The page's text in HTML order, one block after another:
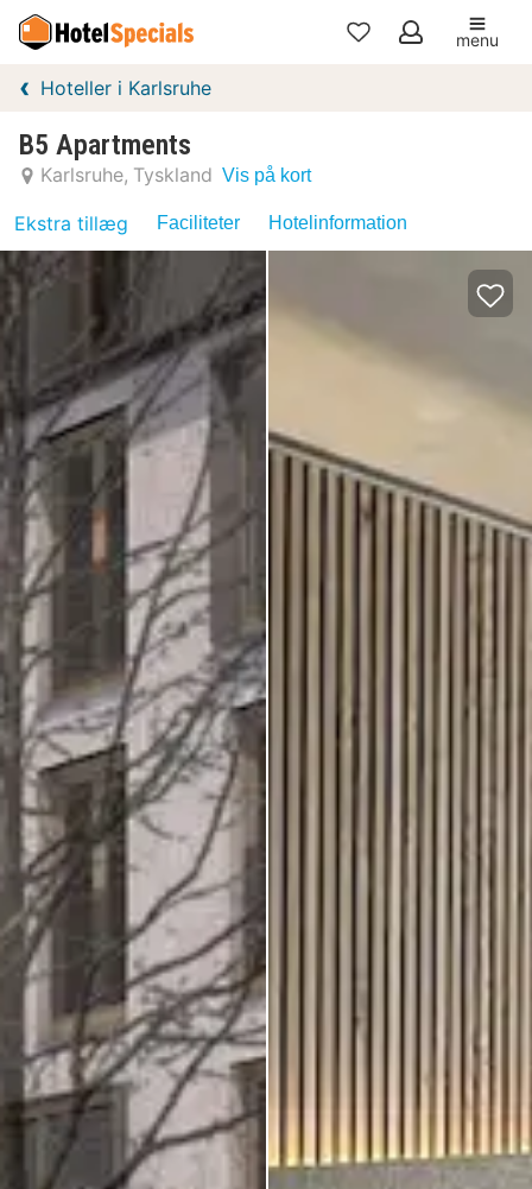
Mine
menu
Hoteller i Karlsruhe
B5 Apartments
Karlsruhe Tyskland Vis på kort
Ekstra tillæg Faciliteter Hotelinformation